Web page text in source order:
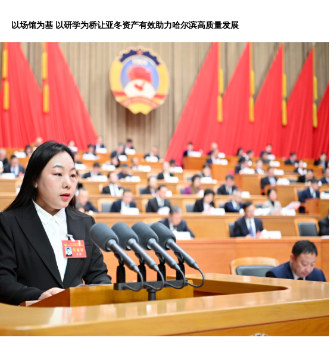
场馆为基 以研学为桥让亚冬资产有效助力哈尔滨高质量发展